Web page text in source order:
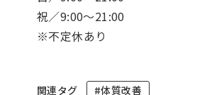
祝／9:00～21:00
※不定休あり
関連タグ #体質改善